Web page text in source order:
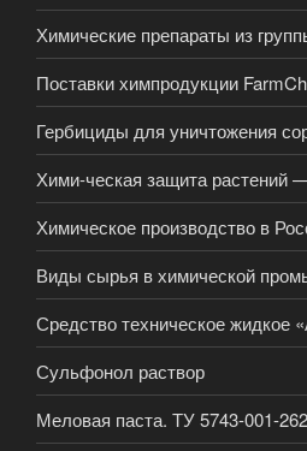
Химические препараты из
Поставки химпродукции
Гербициды для уничтожения
Хими-ческая защита растений
Химическое производство в
Виды сырья в химической
Средство техническое жидкое
Сульфонол раствор
Меловая паста. ТУ 5743-001-